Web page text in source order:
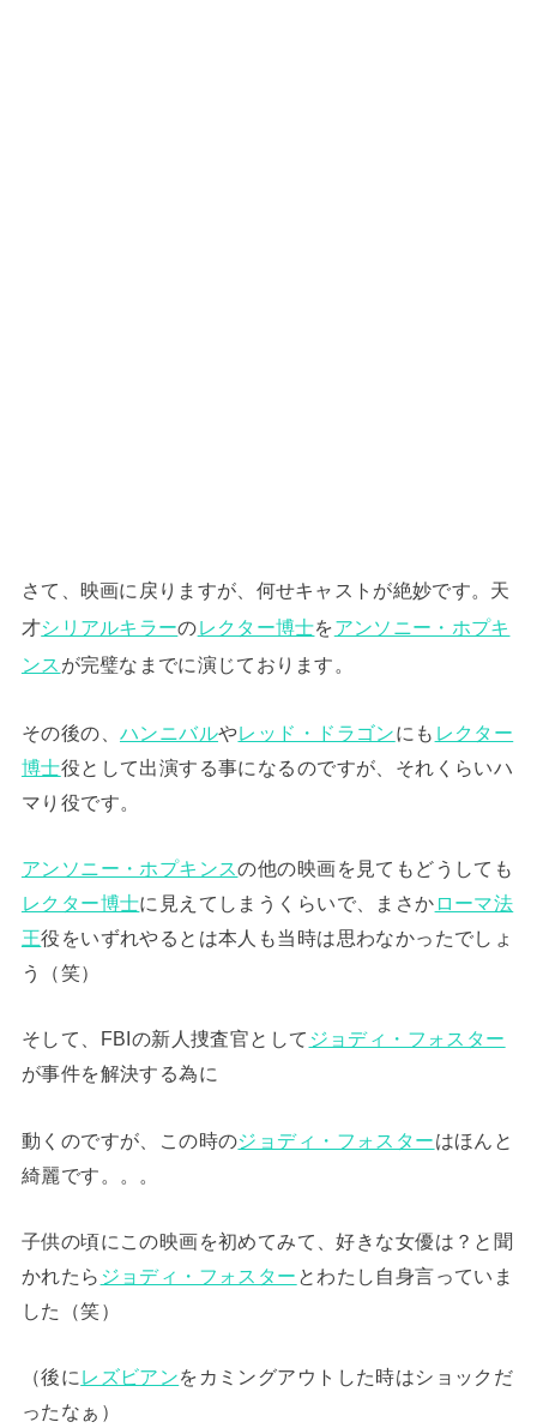
さて、映画に戻りますが、何せキャストが絶妙です。天
才シリアルキラーのレクター博士をアンソニー・ホプキ
ンス が完璧なまでに演じております。
その後の、 ハンニバルやレッド・ドラゴンにも レクター
博士役として出演する事になるのですが、それくらいハ
マり役です。
アンソニー・ホプキンスの他の映画を見てもどうしても
レクター博士に見えてしまうくらいで、まさか ローマ法
王役をいずれやるとは本人も当時は思わなかったでしょ
う（笑）
そして、FBIの新人捜査官として ジョディ・フォスター
が事件を解決する為に
動くのですが、この時のジョディ・フォスターはほんと
綺麗です。。。
子供の頃にこの映画を初めてみて、好きな女優は？と聞
かれたら ジョディ・フォスター とわたし自身言っていま
した（笑）
（後に レズビアンをカミングアウトした時はショックだ
ったなぁ）